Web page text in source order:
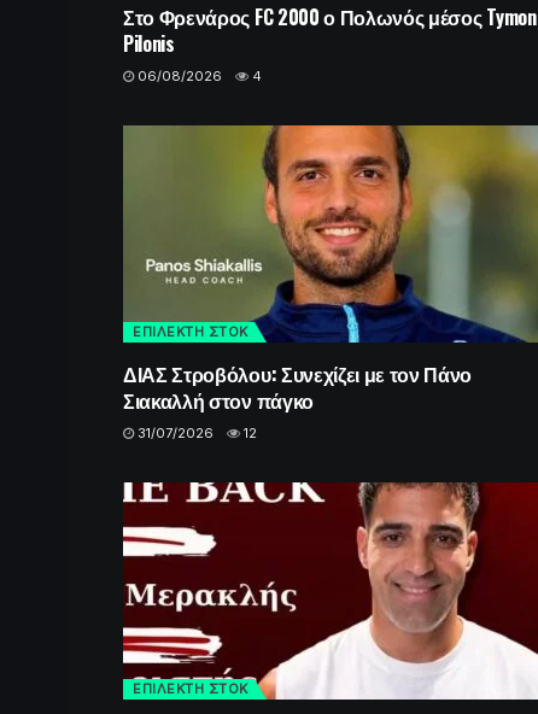
Στο Φρενάρος FC 2000 ο Πολωνός μέσος Tymon
Pilonis
06/08/2026 4
ΕΠΙΛΕΚΤΗ ΣΤΟΚ
ΔΙΑΣ Στροβόλου: Συνεχίζει με τον Πάνο
Σιακαλλή στον πάγκο
31/07/2026 12
ΕΠΙΛΕΚΤΗ ΣΤΟΚ